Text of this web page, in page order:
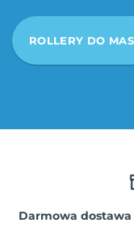
ROLLERY DO
Darmowa